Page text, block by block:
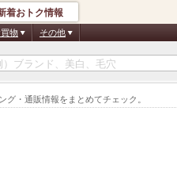
・通販情報をまとめてチェック。
着おトク情報
買物 その他